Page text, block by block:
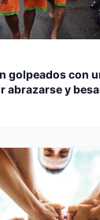
golpeados con
abrazarse y